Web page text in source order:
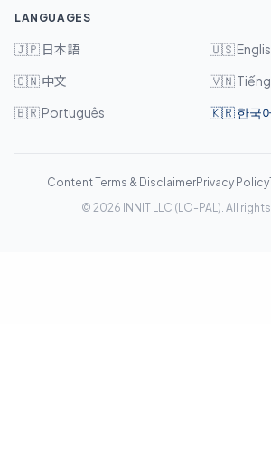
LANGUAGES
🇯🇵 日本語 🇺🇸
🇨🇳中文 🇻🇳
🇧🇷Português 🇰🇷한국
Content Terms & DisclaimerPrivacy Policy
© 2026 INNIT LLC (LO-PAL). All